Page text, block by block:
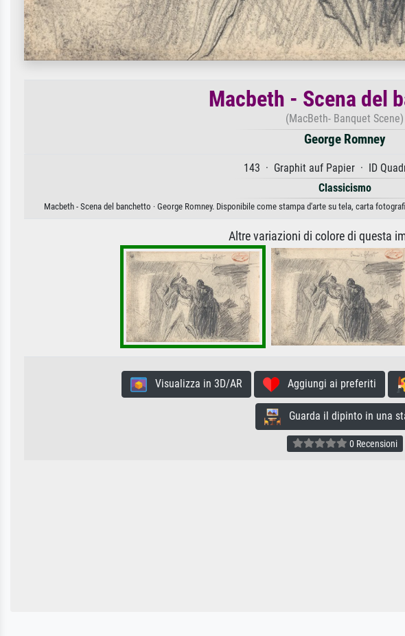
Macbeth - Scena del
(MacBeth- Banquet Scene)
George Romney
143 · Graphit auf Papier · ID
Classicismo
Macbeth - Scena del banchetto · George Romney. Disponibile come stampa d'arte su tela, carta
Altre variazioni di colore di questa
Visualizza in 3D/AR Aggiungi ai preferiti
Guarda il dipinto in una
0 Recensioni